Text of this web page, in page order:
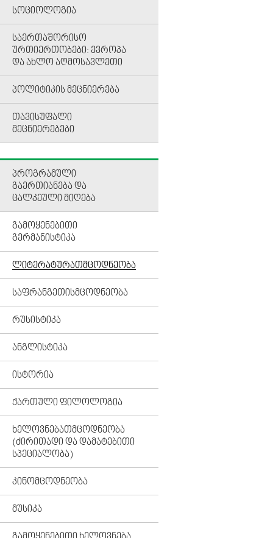
ᲡᲝᲪᲘᲝᲚᲝᲒᲘᲐ
ᲡᲐᲔᲠᲗᲐᲨᲝᲠᲘᲡᲝ
ᲣᲠᲗᲘᲔᲠᲗᲝᲑᲔᲑᲘ: ᲔᲕᲠᲝᲞᲐ
ᲓᲐ ᲐᲮᲚᲝ ᲐᲦᲛᲝᲡᲐᲕᲚᲔᲗᲘ
ᲞᲝᲚᲘᲢᲘᲙᲘᲡ ᲛᲔᲪᲜᲘᲔᲠᲔᲑᲐ
ᲗᲐᲕᲘᲡᲣᲤᲐᲚᲘ
ᲛᲔᲪᲜᲘᲔᲠᲔᲑᲔᲑᲘ
ᲞᲠᲝᲒᲠᲐᲛᲣᲚᲘ
ᲒᲐᲔᲠᲗᲘᲐᲜᲔᲑᲐ ᲓᲐ
ᲪᲐᲚᲙᲔᲣᲚᲘ ᲛᲘᲦᲔᲑᲐ
ᲒᲐᲛᲝᲧᲔᲜᲔᲑᲘᲗᲘ
ᲒᲔᲠᲛᲐᲜᲘᲡᲢᲘᲙᲐ
ᲚᲘᲢᲔᲠᲐᲢᲣᲠᲐᲗᲛᲪᲝᲓᲜᲔᲝᲑᲐ
ᲡᲐᲤᲠᲐᲜᲒᲔᲗᲘᲡᲛᲪᲝᲓᲜᲔᲝᲑᲐ
ᲠᲣᲡᲘᲡᲢᲘᲙᲐ
ᲐᲜᲒᲚᲘᲡᲢᲘᲙᲐ
ᲘᲡᲢᲝᲠᲘᲐ
ᲥᲐᲠᲗᲣᲚᲘ ᲤᲘᲚᲝᲚᲝᲒᲘᲐ
ᲮᲔᲚᲝᲕᲜᲔᲑᲐᲗᲛᲪᲝᲓᲜᲔᲝᲑᲐ
(ᲫᲘᲠᲘᲗᲐᲓᲘ ᲓᲐ ᲓᲐᲛᲐᲢᲔᲑᲘᲗᲘ
ᲡᲞᲔᲪᲘᲐᲚᲝᲑᲐ)
ᲙᲘᲜᲝᲛᲪᲝᲓᲜᲔᲝᲑᲐ
ᲛᲣᲡᲘᲙᲐ